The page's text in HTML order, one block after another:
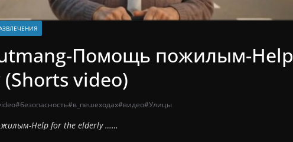
Помощь пожилым-Help
video)
#безопасность#в_пешеходах#видео#Улицы
Help for the elderly ……